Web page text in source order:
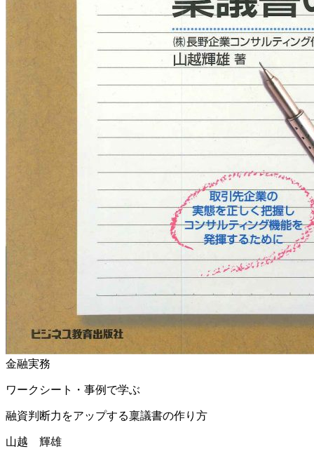
金融実務
ワークシート・事例で学ぶ
融資判断力をアップする稟議書の作り方
山越 輝雄